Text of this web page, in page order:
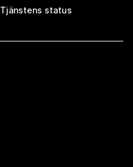
Tjänstens status